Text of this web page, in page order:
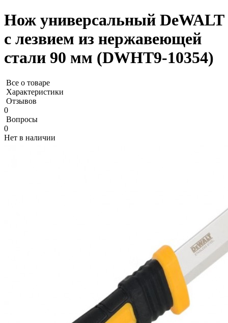
Нож универсальный DeWALT
с лезвием из нержавеющей
стали 90 мм (DWHT9-10354)
Все о товаре
Характеристики
Отзывов
0
Вопросы
0
Нет в наличии